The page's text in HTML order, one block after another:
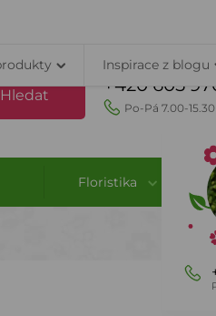
Hledat +420 605
Po-Pá 7.00-
Floristika
Inspirace z blogu